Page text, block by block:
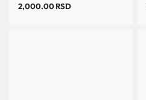
2,000.00RSD